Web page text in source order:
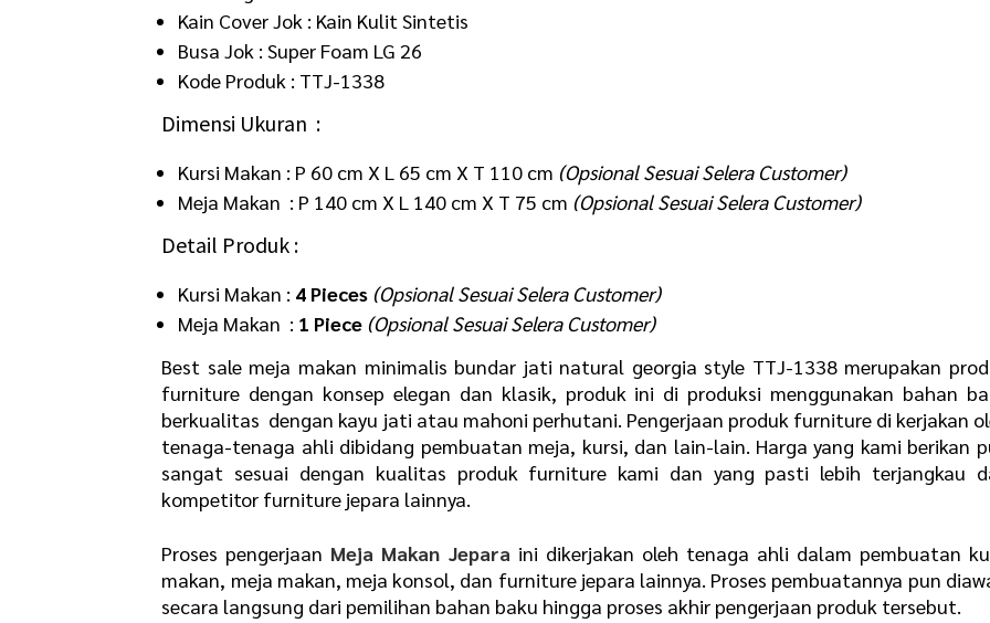
Kain Cover Jok : Kain Kulit Sintetis
Busa Jok : Super Foam LG 26
Kode Produk : TTJ-1338
Dimensi Ukuran :
Kursi Makan : P 60 cm X L 65 cm X T 110 cm (Opsional Sesuai Selera Customer)
Meja Makan : P 140 cm X L 140 cm X T 75 cm (Opsional Sesuai Selera Customer)
Detail Produk :
Kursi Makan : 4 Pieces (Opsional Sesuai Selera Customer)
Meja Makan : 1 Piece (Opsional Sesuai Selera Customer)
Best sale meja makan minimalis bundar jati natural georgia style TTJ-1338 merupakan
furniture dengan konsep elegan dan klasik, produk ini di produksi menggunakan bahan
berkualitas dengan kayu jati atau mahoni perhutani. Pengerjaan produk furniture di kerjakan
tenaga-tenaga ahli dibidang pembuatan meja, kursi, dan lain-lain. Harga yang kami berikan
sangat sesuai dengan kualitas produk furniture kami dan yang pasti lebih terjangkau
kompetitor furniture jepara lainnya.
Proses pengerjaan Meja Makan Jepara ini dikerjakan oleh tenaga ahli dalam pembuatan
makan, meja makan, meja konsol, dan furniture jepara lainnya. Proses pembuatannya pun
secara langsung dari pemilihan bahan baku hingga proses akhir pengerjaan produk tersebut.